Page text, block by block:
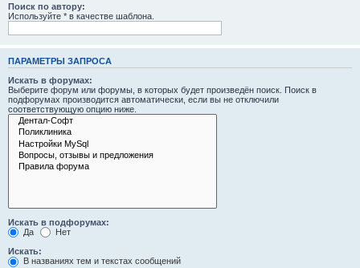
Поиск по автору:
Используйте * в качестве шаблона.
ПАРАМЕТРЫ ЗАПРОСА
Искать в форумах:
Выберите форум или форумы, в которых будет произведён поиск. Поиск в
подфорумах производится автоматически, если вы не отключили
соответствующую опцию ниже.
Искать в подфорумах:
Да
Нет
Искать:
В названиях тем и текстах сообщений